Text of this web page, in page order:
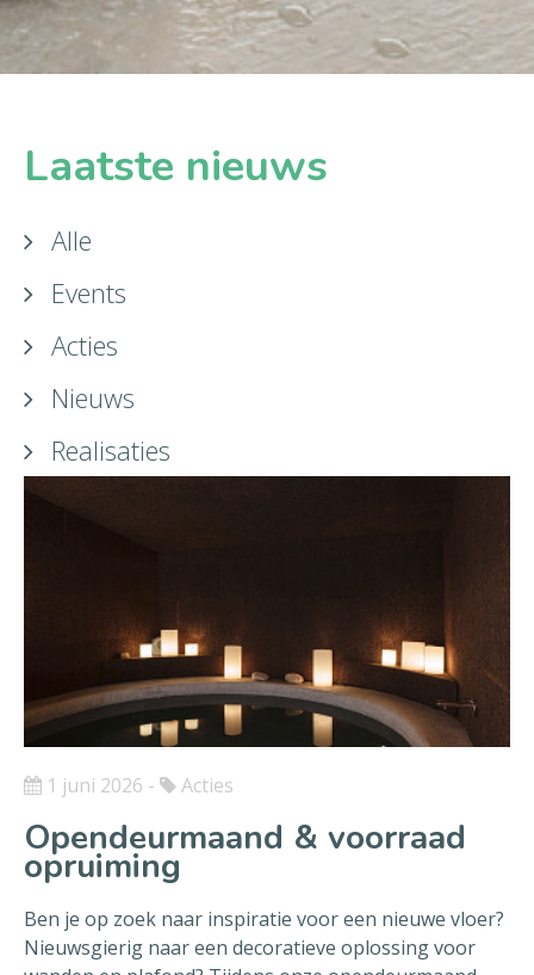
Laatste nieuws
Alle
Events
Acties
Nieuws
Realisaties
1 juni 2026 - Acties
Opendeurmaand & voorraad
opruiming
Ben je op zoek naar inspiratie voor een nieuwe vloer?
Nieuwsgierig naar een decoratieve oplossing voor